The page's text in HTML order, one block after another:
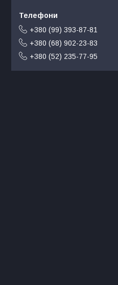
+380 (99) 393-87-81
+380 (68) 902-23-83
+380 (52) 235-77-95